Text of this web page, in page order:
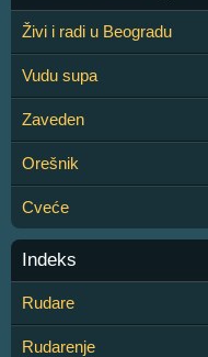
Živi i radi u Beogradu
Vudu supa
Zaveden
Orešnik
Cveće
Indeks
Rudare
Rudarenje